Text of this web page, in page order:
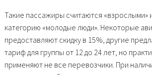
Такие пассажиры считаются «взрослыми»
категорию «молодые люди». Некоторые
предоставляют скидку в 15%, другие
тариф для группы от 12 до 24 лет, но
применяют не все перевозчики. При